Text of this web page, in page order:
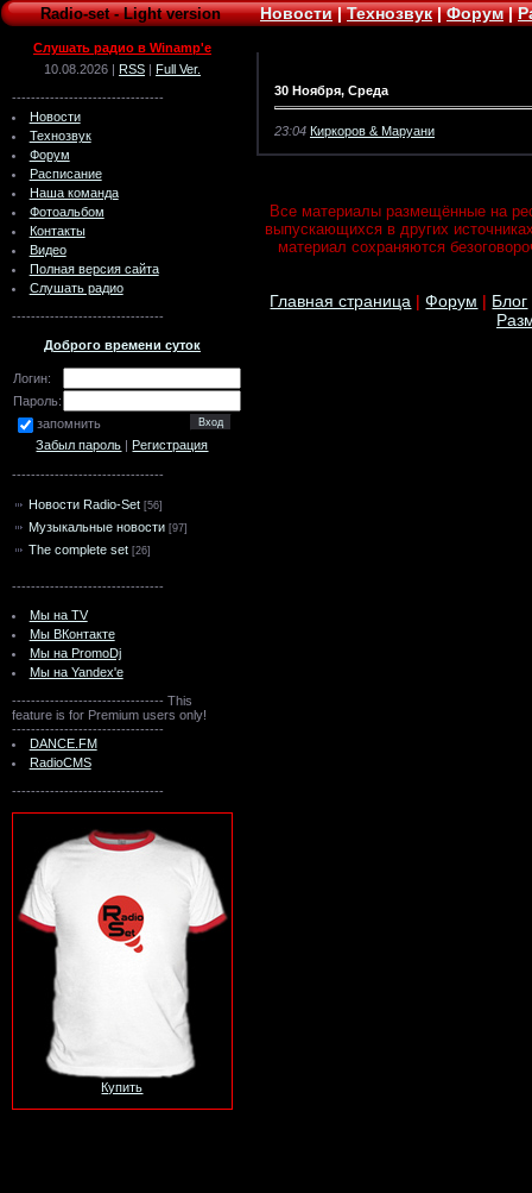
Radio-set-Light version Новости|Технозвук|Форум|
Слушать радио в Winamp'e
10.08.2026 | RSS | Full Ver.
--------------------------------
Новости
Технозвук
Форум
Расписание
Наша команда
Фотоальбом
Контакты
Видео
Полная версия сайта
Слушать радио
--------------------------------
Доброго времени суток
Логин:
Пароль:
запомнить
Забыл пароль |Регистрация
--------------------------------
Новости Radio-Set [56]
Музыкальные новости [97]
The complete set [26]
--------------------------------
Мы на TV
Мы ВКонтакте
Мы на PromoDj
Мы на Yandex'e
-------------------------------- This
feature is for Premium users only!
--------------------------------
DANCE.FM
RadioCMS
--------------------------------
Купить
30 Ноября, Среда
23:04 Киркоров & Маруани
Все материалы размещённые на
выпускающихся в других
материал сохраняются
Главная страница |Форум | Блог